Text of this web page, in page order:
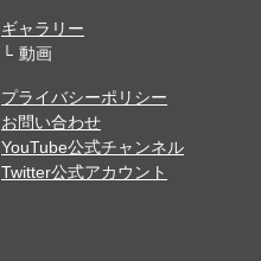
ギャラリー
動画
プライバシーポリシー
お問い合わせ
YouTube公式チャンネル
Twitter公式アカウント